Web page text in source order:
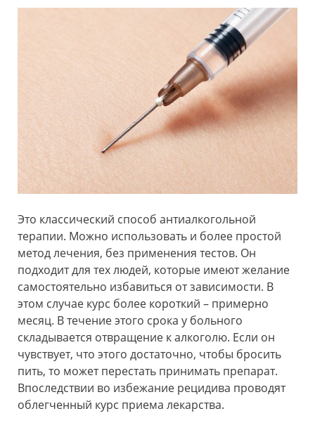
Это классический способ антиалкогольной
терапии. Можно использовать и более простой
метод лечения, без применения тестов. Он
подходит для тех людей, которые имеют желание
самостоятельно избавиться от зависимости. В
этом случае курс более короткий – примерно
месяц. В течение этого срока у больного
складывается отвращение к алкоголю. Если он
чувствует, что этого достаточно, чтобы бросить
пить, то может перестать принимать препарат.
Впоследствии во избежание рецидива проводят
облегченный курс приема лекарства.